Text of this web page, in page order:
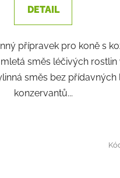
DETAIL
přípravek pro koně s
směs léčivých rostlin
směs bez přídavných
konzervantů...